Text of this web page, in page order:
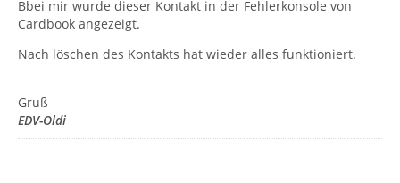
Bbei mir wurde dieser Kontakt in der Fehlerkonsole von
Cardbook angezeigt.
Nach löschen des Kontakts hat wieder alles funktioniert.
Gruß
EDV-Oldi